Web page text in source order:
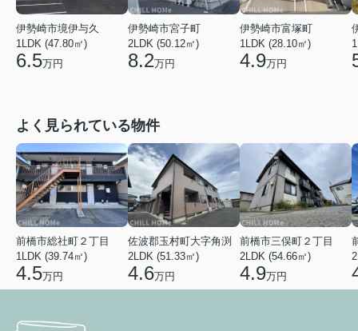
伊勢崎市境伊与久
1LDK (47.80㎡)
6.5万円
伊勢崎市宮子町
2LDK (50.12㎡)
8.2万円
伊勢崎市富塚町
1LDK (28.10㎡)
4.9万円
よく見られている物件
前橋市総社町２丁目
1LDK (39.74㎡)
4.5万円
佐波郡玉村町大字角渕
2LDK (51.33㎡)
4.6万円
前橋市三俣町２丁目
2LDK (54.66㎡)
4.9万円